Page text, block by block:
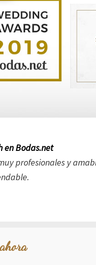
en Bodas.net
profesionales y